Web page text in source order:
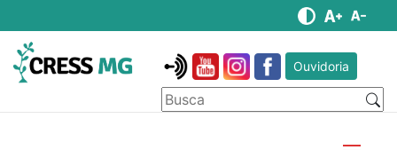
Ouvidoria